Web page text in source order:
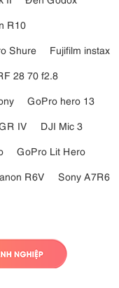
R10
Shure
Fujifilm instax
28 70 f2.8
GoPro hero 13
IV
DJI Mic 3
GoPro Lit Hero
R6V
Sony A7R6